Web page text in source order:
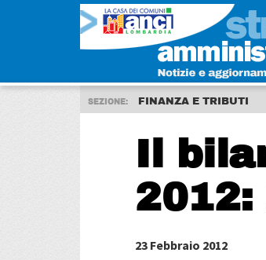
SEZIONE: FINANZA E TRIBUTI
Il
2012:
23 Febbraio 2012